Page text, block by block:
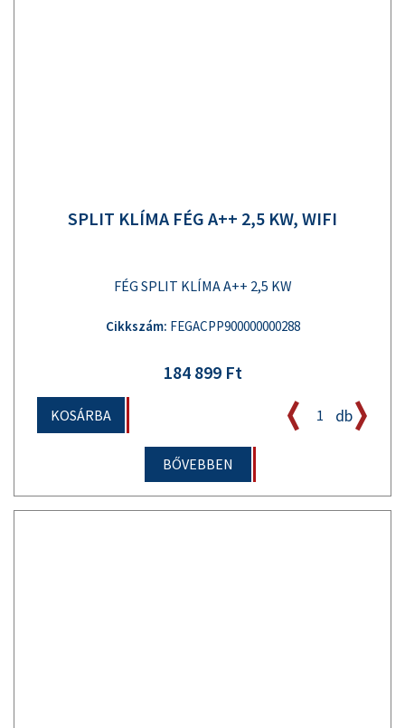
SPLIT KLÍMA FÉG A++ 2,5 KW, WIFI
FÉG SPLIT KLÍMA A++ 2,5 KW
Cikkszám: FEGACPP900000000288
184 899 Ft
KOSÁRBA db
BŐVEBBEN